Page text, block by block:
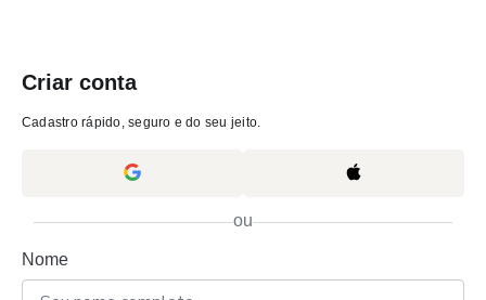
Criar conta
Cadastro rápido, seguro e do seu jeito.
ou
Nome